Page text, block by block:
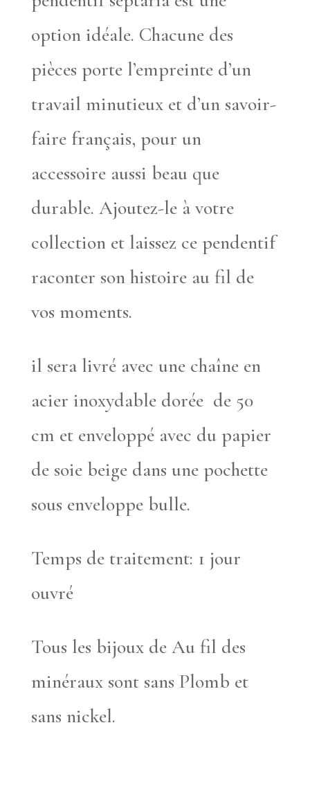
option idéale. Chacune des
pièces porte l’empreinte d’un
travail minutieux et d’un savoir-
faire français, pour un
accessoire aussi beau que
durable. Ajoutez-le à votre
collection et laissez ce pendentif
raconter son histoire au fil de
vos moments.
il sera livré avec une chaîne en
acier inoxydable dorée de 50
cm et enveloppé avec du papier
de soie beige dans une pochette
sous enveloppe bulle.
Temps de traitement: 1 jour
ouvré
Tous les bijoux de Au fil des
minéraux sont sans Plomb et
sans nickel.